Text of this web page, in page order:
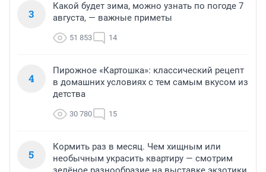
3
Какой будет зима, можно узнать по погоде 7
августа, — важные приметы
51 853 14
4
Пирожное «Картошка»: классический рецепт
в домашних условиях с тем самым вкусом из
детства
30 780 15
5
Кормить раз в месяц. Чем хищным или
необычным украсить квартиру — смотрим